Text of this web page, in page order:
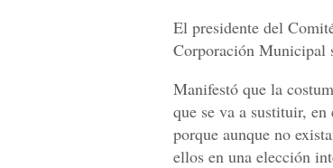
El presidente del
Corporación Municipal
Manifestó que la
que se va a sustituir,
porque aunque no
ellos en una elección